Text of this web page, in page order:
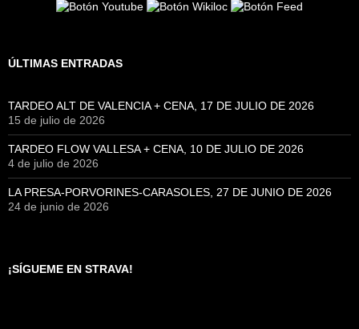
ÚLTIMAS ENTRADAS
TARDEO ALT DE VALENCIA + CENA, 17 DE JULIO DE 2026
15 de julio de 2026
TARDEO FLOW VALLESA + CENA, 10 DE JULIO DE 2026
4 de julio de 2026
LA PRESA-PORVORINES-CARASOLES, 27 DE JUNIO DE 2026
24 de junio de 2026
¡SÍGUEME EN STRAVA!